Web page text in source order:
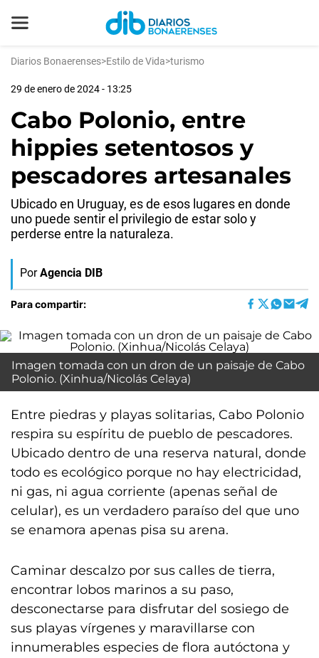
Diarios Bonaerenses>Estilo de Vida>turismo
29 de enero de 2024 - 13:25
Cabo Polonio, entre
hippies setentosos y
pescadores artesanales
Ubicado en Uruguay, es de esos lugares en donde
uno puede sentir el privilegio de estar solo y
perderse entre la naturaleza.
Por Agencia DIB
Para compartir:
Imagen tomada con un dron de un paisaje de Cabo
Polonio. (Xinhua/Nicolás Celaya)
Entre piedras y playas solitarias, Cabo Polonio
respira su espíritu de pueblo de pescadores.
Ubicado dentro de una reserva natural, donde
todo es ecológico porque no hay electricidad,
ni gas, ni agua corriente (apenas señal de
celular), es un verdadero paraíso del que uno
se enamora apenas pisa su arena.
Caminar descalzo por sus calles de tierra,
encontrar lobos marinos a su paso,
desconectarse para disfrutar del sosiego de
sus playas vírgenes y maravillarse con
innumerables especies de flora autóctona y